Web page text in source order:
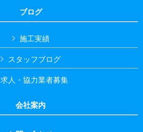
ブログ
施工実績
スタッフブログ
求人・協力業者募集
会社案内